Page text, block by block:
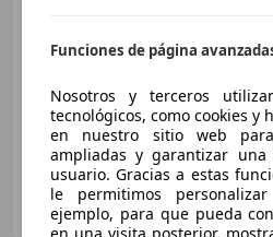
12/2018 121.000 km
FLEXICAR BCN.
ES-08205 Sabadell
Funciones de página
Nosotros y terceros
tecnológicos, como cookies y
en nuestro sitio web
ampliadas y garantizar
usuario. Gracias a estas
le permitimos
ejemplo, para que pueda
en una visita posterior,